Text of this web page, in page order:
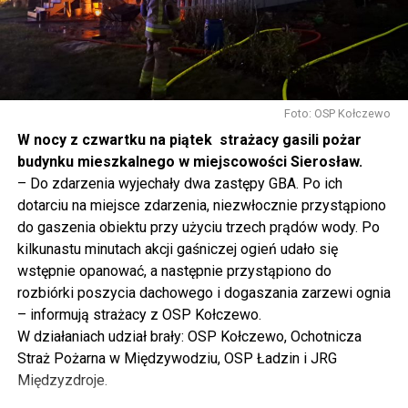
tak to traktujemy. Jesteśmy dzisiaj w Wolinie. Często to
mówię, tutaj, na wyspie Wolin, na wyspie Uznam, Polska
się tutaj nie kończy, Polska się tutaj zaczyna.
Gdyby nie determinacja rządu Prawa i Sprawiedliwości,
to tunel pod Świną do dzisiaj byłby w sferze
projektowania i dyskusji. Ważny tutaj był wkład
samorządu, ale to rząd PiS podjął w tej sprawie
najważniejsze decyzje. Powstał dzięki ogromnej
determinacji rządu najpierw Pani Premier Beaty Szydło,
a następnie Pana Premiera Mateusza Morawieckiego.
Chciałbym podziękować Panu Premierowi za to jak
osobiście pilnował powstania tej inwestycji. Cieszymy
się, że turyści również korzystają z tunelu, cieszymy się,
że wśród tych 4 milionów samochodów, które
przejechały już otwartym tunelem w Świnoujściu,
przyjechało tutaj do nas tak wielu turystów z zagranicy
– powiedział Wiceprezes PiS Joachim Brudziński w
Foto: OSP Kołczewo
W nocy z czwartku na piątek strażacy gasili pożar
budynku mieszkalnego w miejscowości Sierosław.
– Do zdarzenia wyjechały dwa zastępy GBA. Po ich
dotarciu na miejsce zdarzenia, niezwłocznie przystąpiono
do gaszenia obiektu przy użyciu trzech prądów wody. Po
kilkunastu minutach akcji gaśniczej ogień udało się
wstępnie opanować, a następnie przystąpiono do
rozbiórki poszycia dachowego i dogaszania zarzewi ognia
– informują strażacy z OSP Kołczewo.
W działaniach udział brały: OSP Kołczewo, Ochotnicza
Straż Pożarna w Międzywodziu, OSP Ładzin i JRG
Międzyzdroje.